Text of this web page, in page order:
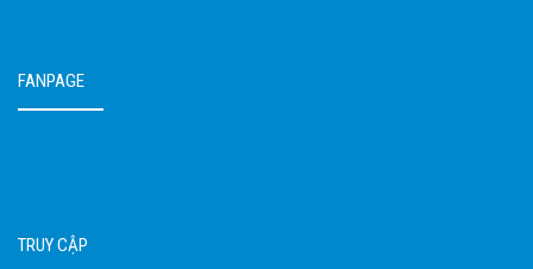
FANPAGE
TRUY CẬP